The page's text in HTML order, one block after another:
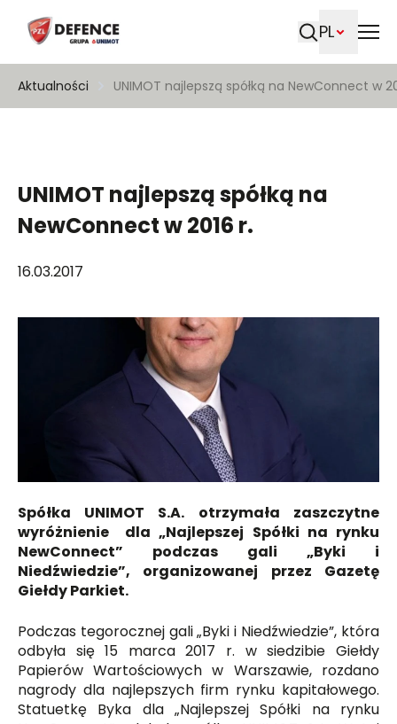
PL
Aktualności UNIMOT najlepszą spółką na NewConnect w
UNIMOT najlepszą spółką na
NewConnect w 2016 r.
16.03.2017
Spółka UNIMOT S.A. otrzymała zaszczytne
wyróżnienie dla „Najlepszej Spółki na rynku
NewConnect” podczas gali „Byki i
Niedźwiedzie”, organizowanej przez Gazetę
Giełdy Parkiet.
Podczas tegorocznej gali „Byki i Niedźwiedzie”, która
odbyła się 15 marca 2017 r. w siedzibie Giełdy
Papierów Wartościowych w Warszawie, rozdano
nagrody dla najlepszych firm rynku kapitałowego.
Statuetkę Byka dla „Najlepszej Spółki na rynku